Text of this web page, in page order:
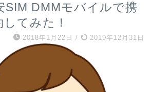
SIM DMMモバイルで携
てみた！
2018年1月22日 / 2019年12月31日